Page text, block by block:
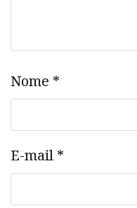
Nome *
E-mail *